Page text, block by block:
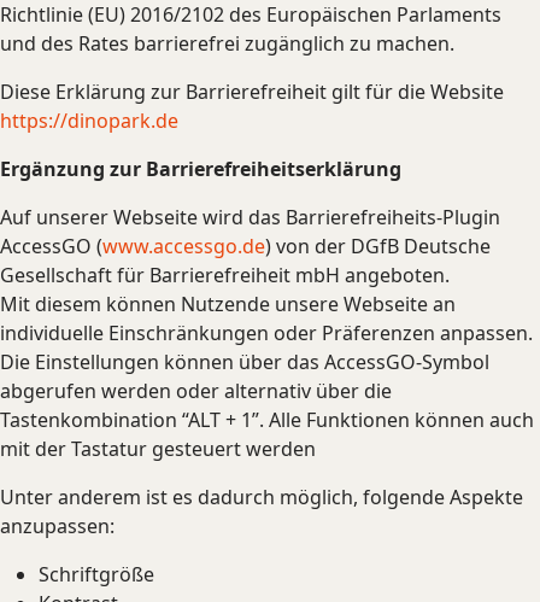
Richtlinie (EU) 2016/2102 des Europäischen Parlaments
und des Rates barrierefrei zugänglich zu machen.
Diese Erklärung zur Barrierefreiheit gilt für die Website
https://dinopark.de
Ergänzung zur Barrierefreiheitserklärung
Auf unserer Webseite wird das Barrierefreiheits-Plugin
AccessGO (www.accessgo.de) von der DGfB Deutsche
Gesellschaft für Barrierefreiheit mbH angeboten.
Mit diesem können Nutzende unsere Webseite an
individuelle Einschränkungen oder Präferenzen anpassen.
Die Einstellungen können über das AccessGO-Symbol
abgerufen werden oder alternativ über die
Tastenkombination “ALT + 1”. Alle Funktionen können auch
mit der Tastatur gesteuert werden
Unter anderem ist es dadurch möglich, folgende Aspekte
anzupassen:
Schriftgröße